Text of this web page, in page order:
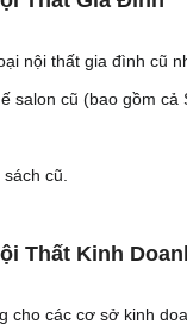
nội thất gia đình cũ
salon cũ (bao gồm cả
cũ.
Thất Kinh
cho các cơ sở kinh